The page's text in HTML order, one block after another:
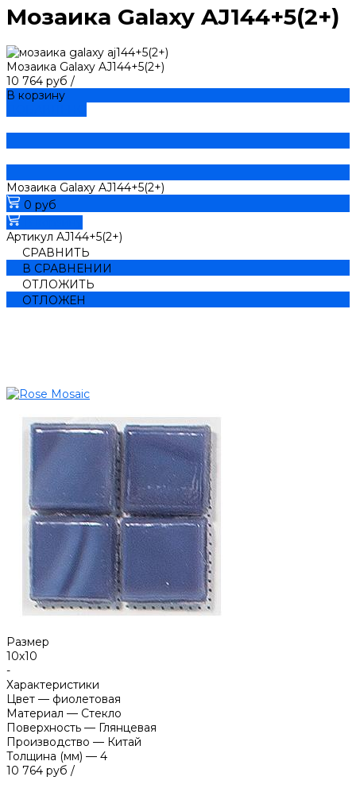
Мозаика Galaxy AJ144+5(2+)
Мозаика Galaxy AJ144+5(2+)
10 764 руб /
В корзину
Мозаика Galaxy AJ144+5(2+)
0 руб
Артикул AJ144+5(2+)
СРАВНИТЬ
В СРАВНЕНИИ
ОТЛОЖИТЬ
ОТЛОЖЕН
Размер
10х10
-
Характеристики
Цвет — фиолетовая
Материал — Стекло
Поверхность — Глянцевая
Производство — Китай
Толщина (мм) — 4
10 764 руб /